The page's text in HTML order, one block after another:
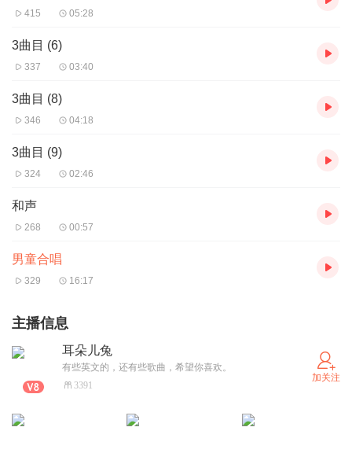
415 05:28
3曲目 (6)
337 03:40
3曲目 (8)
346 04:18
3曲目 (9)
324 02:46
和声
268 00:57
男童合唱
329 16:17
主播信息
耳朵儿兔
有些英文的，还有些歌曲，希望你喜欢。
3391
加关注